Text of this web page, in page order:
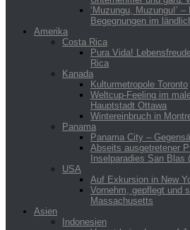
‘Muzungu, Muzungu!’
Begegnungen im
Amerika
Costa Rica
Pura Vida!
Rica
Kanada
Kulturmetropole Toronto
Weltcup-Feeling im
Hauptstadt Ottawa
Wintereinbruch in
Panama
Panama City –
Abseits ausgetretener
Inselparadies San Blas
USA
Auf Exkursion in New
Vornehm, gepflegt und
Massachusetts
Asien
Indonesien